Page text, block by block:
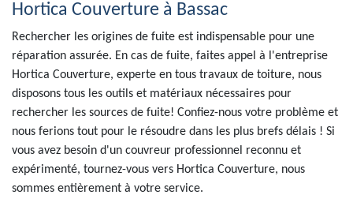
Hortica Couverture à Bassac
Rechercher les origines de fuite est indispensable pour une
réparation assurée. En cas de fuite, faites appel à l'entreprise
Hortica Couverture, experte en tous travaux de toiture, nous
disposons tous les outils et matériaux nécessaires pour
rechercher les sources de fuite! Confiez-nous votre problème et
nous ferions tout pour le résoudre dans les plus brefs délais ! Si
vous avez besoin d'un couvreur professionnel reconnu et
expérimenté, tournez-vous vers Hortica Couverture, nous
sommes entièrement à votre service.